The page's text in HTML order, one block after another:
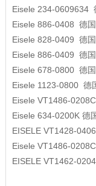
Eisele 234-0609634
Eisele 886-0408 德国
Eisele 828-0409 德国
Eisele 886-0409 德国
Eisele 678-0800 德国
Eisele 1123-0800 德
Eisele VT1486-
Eisele 634-0200K 德
EISELE VT1428-
Eisele VT1486-
EISELE